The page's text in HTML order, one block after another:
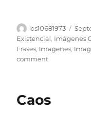
Author
bs10681973
on
Existencial, Imágenes
Frases, Imagenes,
commenton
Reprimidos
Caos